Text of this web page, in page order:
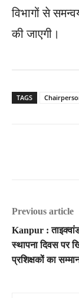
विभागों से
की जाएगी।
TAGS
Previous article
Kanpur :
स्थापना दिवस पर
प्रशिक्षकों का